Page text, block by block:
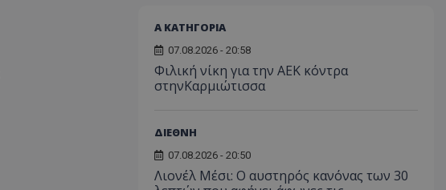
Α ΚΑΤΗΓΟΡΙΑ
07.08.2026 - 20:58
Φιλική νίκη για την ΑΕΚ κόντρα
στηνΚαρμιώτισσα
ΔΙΕΘΝΗ
07.08.2026 - 20:50
Λιονέλ Μέσι: Ο αυστηρός κανόνας των 30